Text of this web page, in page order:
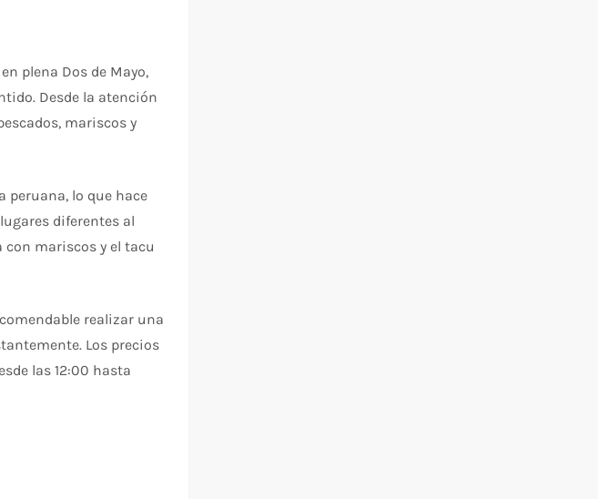
plena Dos de Mayo,
Desde la atención
mariscos y
peruana, lo que hace
diferentes al
mariscos y el tacu
realizar una
Los precios
las 12:00 hasta